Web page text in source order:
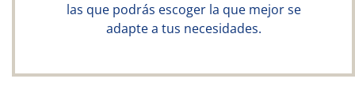
las que podrás escoger la que mejor se
adapte a tus necesidades.